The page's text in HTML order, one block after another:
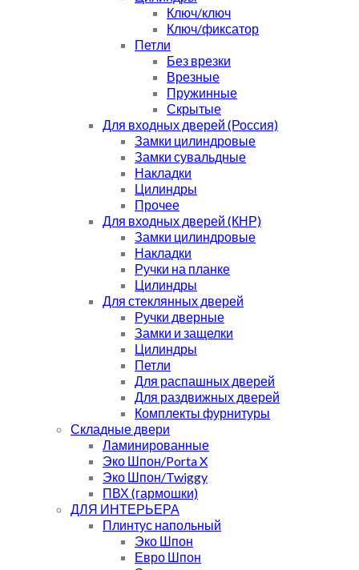
Ключ/ключ
Ключ/фиксатор
Петли
Без врезки
Врезные
Пружинные
Скрытые
Для входных дверей (Россия)
Замки цилиндровые
Замки сувальдные
Накладки
Цилиндры
Прочее
Для входных дверей (КНР)
Замки цилиндровые
Накладки
Ручки на планке
Цилиндры
Для стеклянных дверей
Ручки дверные
Замки и защелки
Цилиндры
Петли
Для распашных дверей
Для раздвижных дверей
Комплекты фурнитуры
Складные двери
Ламинированные
Эко Шпон/Porta X
Эко Шпон/Twiggy
ПВХ (гармошки)
ДЛЯ ИНТЕРЬЕРА
Плинтус напольный
Эко Шпон
Евро Шпон